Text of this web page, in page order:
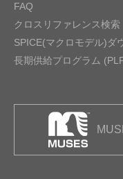
FAQ
クロスリファレンス検索
SPICE(マクロモデル)ダ
長期供給プログラム